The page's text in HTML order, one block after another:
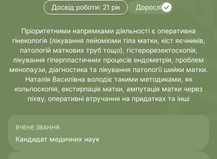
Досвід роботи: 21 рік Дорослі
Пріоритетними напрямками діяльності є оперативна
гінекологія (лікування лейоміоми тіла матки, кіст яєчників,
патологій маткових труб тощо), гістерорезектоскопія,
лікування гіперпластичних процесів ендометрія, проблем
менопаузи, діагностика та лікування патології шийки матки.
Наталія Василівна володіє такими методиками, як
кольпоскопія, екстирпація матки, ампутація матки через
піхву, оперативні втручання на придатках та інші
ВЧЕНЕ ЗВАННЯ
Кандидат медичних наук